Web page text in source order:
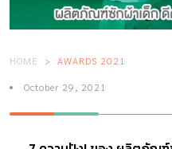
HOME AWARDS 2021
October 29, 2021